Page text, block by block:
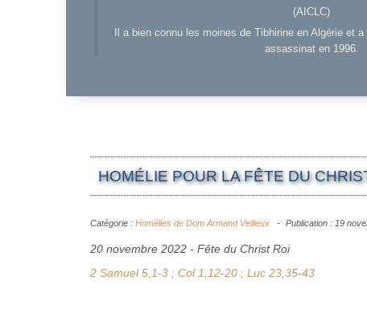
(AICLC)
Il a bien connu les moines de Tibhirine en Algérie et
assassinat en 1996.
HOMÉLIE POUR LA FÊTE DU
Catégorie : Homélies de Dom Armand Veilleux Publication : 19
20 novembre 2022 - Fête du Christ Roi
2 Samuel 5,1-3 ; Col 1,12-20 ; Luc 23,35-43